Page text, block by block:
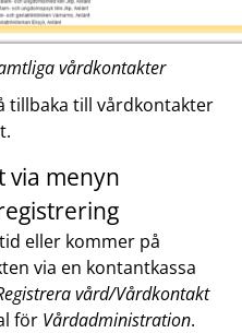
vårdkontakter
tillbaka till vårdkontakter
via menyn
eller kommer på
via en kontantkassa
vård/Vårdkontakt
för Vårdadministration.